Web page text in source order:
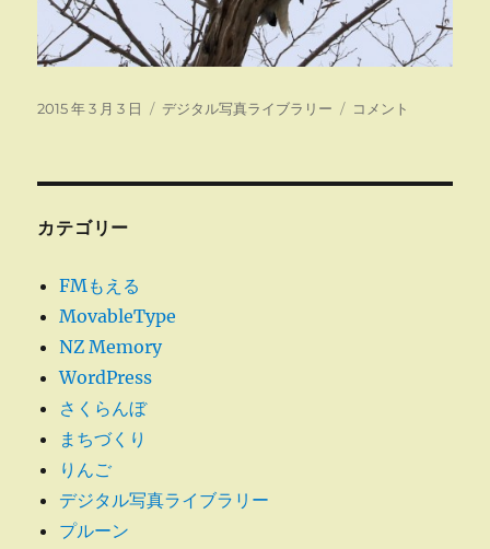
投
2015 年 3 月 3 日
カ
デジタル写真ライブラリー
オ
コメント
カテゴリー
FMもえる
MovableType
NZ Memory
WordPress
さくらんぼ
まちづくり
りんご
デジタル写真ライブラリー
プルーン